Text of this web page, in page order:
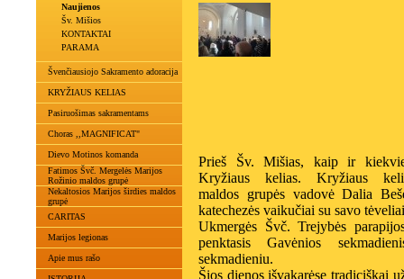
Naujienos
Šv. Mišios
KONTAKTAI
PARAMA
Švenčiausiojo Sakramento adoracija
KRYŽIAUS KELIAS
Pasiruošimas sakramentams
Choras ,,MAGNIFICAT"
Dievo Motinos komanda
Fatimos Švč. Mergelės Marijos
Rožinio maldos grupė
Nekaltosios Marijos širdies maldos
grupė
CARITAS
Marijos legionas
Apie mus rašo
Prieš Šv. Mišias, kaip ir
Kryžiaus kelias. Kryžiaus
maldos grupės vadovė Dalia
katechezės vaikučiai su savo
Ukmergės Švč. Trejybės
penktasis Gavėnios
sekmadieniu.
Šios dienos išvakarėse tradiciškai